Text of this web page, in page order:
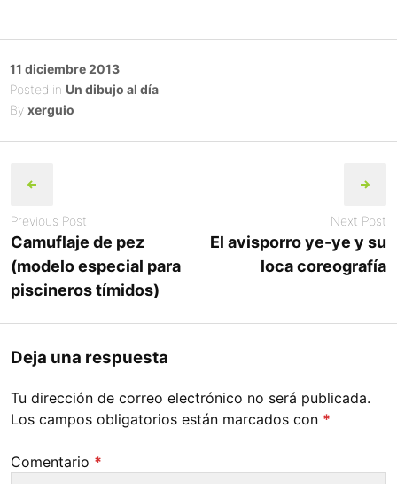
Posted
on
11 diciembre 2013
Posted in Un dibujo al día
By xerguio
navigation
Previous Post
Camuflaje de pez
(modelo especial para
piscineros tímidos)
Next Post
El avisporro ye-ye y su
loca coreografía
Deja una respuesta
Tu dirección de correo electrónico no será publicada.
Los campos obligatorios están marcados con *
Comentario *